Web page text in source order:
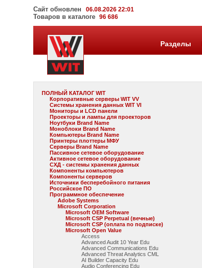
Сайт обновлен 06.08.2026 22:01
Товаров в каталоге96 686
Разделы
ПОЛНЫЙ КАТАЛОГ WIT
Корпоративные серверы WIT VV
Системы хранения данных WIT VI
Мониторы и LCD панели
Проекторы и лампы для проекторов
Ноутбуки Brand Name
Моноблоки Brand Name
Компьютеры Brand Name
Принтеры плоттеры МФУ
Серверы Brand Name
Пассивное сетевое оборудование
Активное сетевое оборудование
СХД - системы хранения данных
Компоненты компьютеров
Компоненты серверов
Источники бесперебойного питания
Российское ПО
Программное обеспечение
Adobe Systems
Microsoft Corporation
Microsoft OEM Software
Microsoft CSP Perpetual (вечные)
Microsoft CSP (оплата по подписке)
Microsoft Open Value
Access
Advanced Audit 10 Year Edu
Advanced Communications Edu
Advanced Threat Analytics CML
AI Builder Capacity Edu
Audio Conferencing Edu